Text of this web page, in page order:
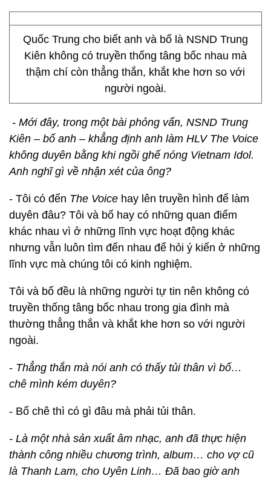
Quốc Trung cho biết anh và bố là NSND Trung
Kiên không có truyền thống tâng bốc nhau mà
thậm chí còn thẳng thắn, khắt khe hơn so với
người ngoài.
- Mới đây, trong một bài phỏng vấn, NSND Trung
Kiên – bố anh – khẳng định anh làm HLV The Voice
không duyên bằng khi ngồi ghế nóng Vietnam Idol.
Anh nghĩ gì về nhận xét của ông?
- Tôi có đến The Voice hay lên truyền hình để làm
duyên đâu? Tôi và bố hay có những quan điểm
khác nhau vì ở những lĩnh vực hoạt động khác
nhưng vẫn luôn tìm đến nhau để hỏi ý kiến ở những
lĩnh vực mà chúng tôi có kinh nghiệm.
Tôi và bố đều là những người tự tin nên không có
truyền thống tâng bốc nhau trong gia đình mà
thường thẳng thắn và khắt khe hơn so với người
ngoài.
- Thẳng thắn mà nói anh có thấy tủi thân vì bố…
chê mình kém duyên?
- Bố chê thì có gì đâu mà phải tủi thân.
- Là một nhà sản xuất âm nhạc, anh đã thực hiện
thành công nhiều chương trình, album… cho vợ cũ
là Thanh Lam, cho Uyên Linh… Đã bao giờ anh